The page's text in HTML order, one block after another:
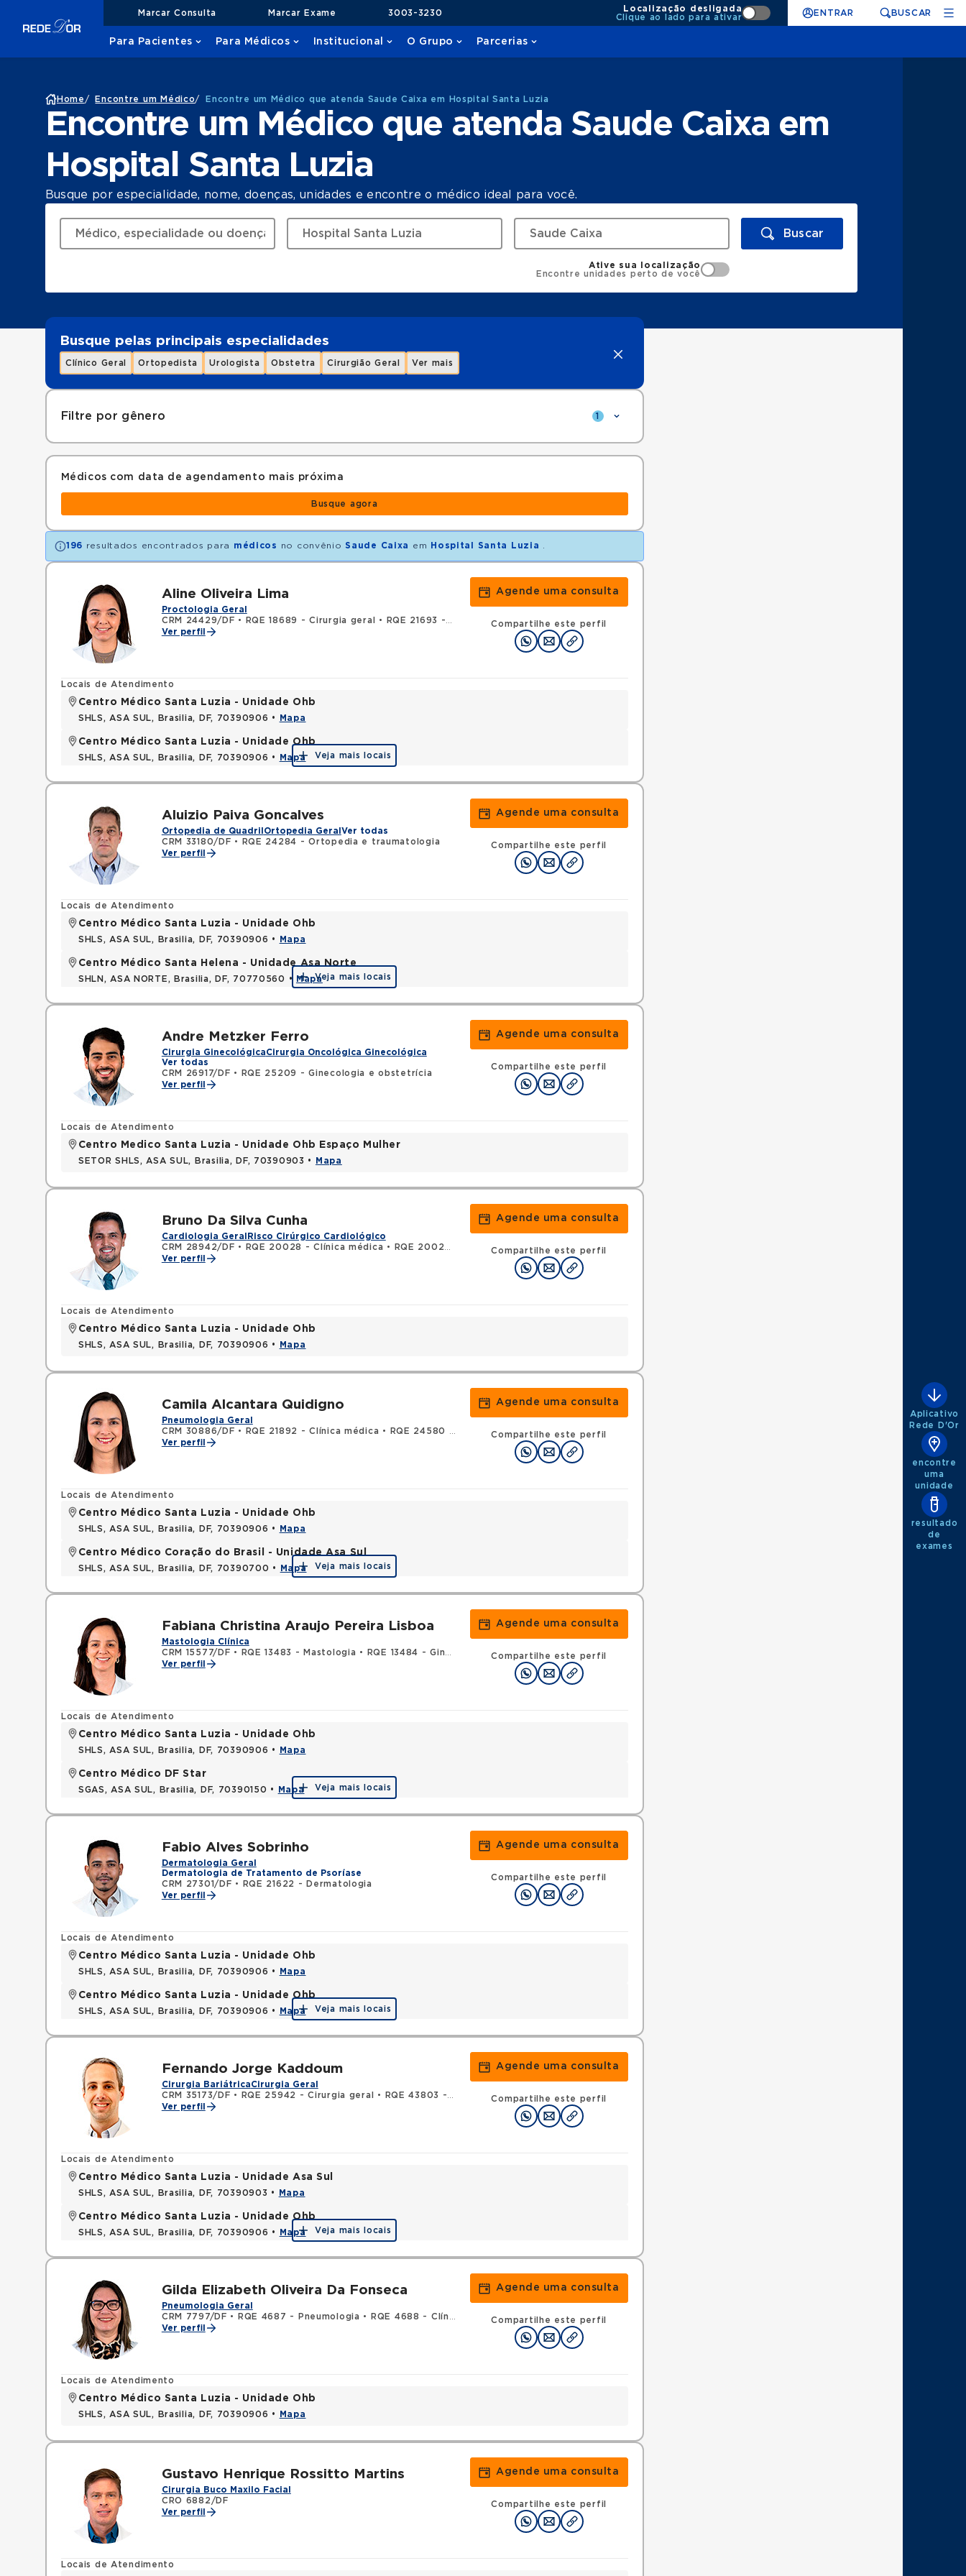
Marcar Consulta Marcar Exame 3003-3230
Localização desligada
Clique ao lado para ativar
ENTRAR BUSCAR
Para Pacientes Para Médicos Institucional O Grupo Parcerias
Home / Encontre um Médico/ Encontre um Médico que atenda Saude Caixa em Hospital Santa Luzia
Encontre um Médico que atenda Saude Caixa em
Hospital Santa Luzia
Busque por especialidade, nome, doenças, unidades e encontre o médico ideal para você.
Buscar
Ative sua localização
Encontre unidades perto de você
Busque pelas principais especialidades
Clínico Geral Ortopedista Urologista Obstetra Cirurgião Geral Ver mais
Filtre por gênero 1
Médicos com data de agendamento mais próxima
Busque agora
196 resultados encontrados para médicos no convênio Saude Caixa em Hospital Santa Luzia
Aline Oliveira Lima
Proctologia Geral
CRM 24429/DF • RQE 18689 - Cirurgia geral •
RQE 21693 - Coloproctologia
Ver perfil
Agende uma consulta
Compartilhe este perfil
Locais de Atendimento
Centro Médico Santa Luzia - Unidade Ohb
SHLS, ASA SUL, Brasilia, DF, 70390906 • Mapa
Centro Médico Santa Luzia - Unidade Ohb
SHLS, ASA SUL, Brasilia, DF, 70390906 • Mapa Veja mais locais
Aluizio Paiva Goncalves
Ortopedia de Quadril Ortopedia Geral Ver todas
CRM 33180/DF •
RQE 24284 - Ortopedia e traumatologia
Ver perfil
Agende uma consulta
Compartilhe este perfil
Locais de Atendimento
Centro Médico Santa Luzia - Unidade Ohb
SHLS, ASA SUL, Brasilia, DF, 70390906 • Mapa
Centro Médico Santa Helena - Unidade Asa Norte
SHLN, ASA NORTE, Brasilia, DF, 70770560 • MapaVeja mais locais
Andre Metzker Ferro
Cirurgia GinecológicaCirurgia Oncológica Ginecológica
Ver todas
CRM 26917/DF •
RQE 25209 - Ginecologia e obstetrícia
Ver perfil
Agende uma consulta
Compartilhe este perfil
Locais de Atendimento
Centro Medico Santa Luzia - Unidade Ohb Espaço Mulher
SETOR SHLS, ASA SUL, Brasilia, DF, 70390903 • Mapa
Bruno Da Silva Cunha
Cardiologia Geral Risco Cirúrgico Cardiológico
CRM 28942/DF • RQE 20028 - Clínica médica •
RQE 20029 - Cardiologia
Ver perfil
Agende uma consulta
Compartilhe este perfil
Locais de Atendimento
Centro Médico Santa Luzia - Unidade Ohb
SHLS, ASA SUL, Brasilia, DF, 70390906 • Mapa
Camila Alcantara Quidigno
Pneumologia Geral
CRM 30886/DF • RQE 21892 - Clínica médica •
RQE 24580 - Pneumologia
Ver perfil
Agende uma consulta
Compartilhe este perfil
Locais de Atendimento
Centro Médico Santa Luzia - Unidade Ohb
SHLS, ASA SUL, Brasilia, DF, 70390906 • Mapa
Centro Médico Coração do Brasil - Unidade Asa Sul
SHLS, ASA SUL, Brasilia, DF, 70390700 • Mapa Veja mais locais
Fabiana Christina Araujo Pereira Lisboa
Mastologia Clínica
CRM 15577/DF • RQE 13483 - Mastologia •
RQE 13484 - Ginecologia e obstetrícia
Ver perfil
Agende uma consulta
Compartilhe este perfil
Locais de Atendimento
Centro Médico Santa Luzia - Unidade Ohb
SHLS, ASA SUL, Brasilia, DF, 70390906 • Mapa
Centro Médico DF Star
SGAS, ASA SUL, Brasilia, DF, 70390150 • Mapa Veja mais locais
Fabio Alves Sobrinho
Dermatologia Geral
Dermatologia de Tratamento de Psoríase
CRM 27301/DF •
RQE 21622 - Dermatologia
Ver perfil
Agende uma consulta
Compartilhe este perfil
Locais de Atendimento
Centro Médico Santa Luzia - Unidade Ohb
SHLS, ASA SUL, Brasilia, DF, 70390906 • Mapa
Centro Médico Santa Luzia - Unidade Ohb
SHLS, ASA SUL, Brasilia, DF, 70390906 • Mapa Veja mais locais
Fernando Jorge Kaddoum
Cirurgia BariátricaCirurgia Geral
CRM 35173/DF • RQE 25942 - Cirurgia geral •
RQE 43803 - Cirurgia geral
Ver perfil
Agende uma consulta
Compartilhe este perfil
Locais de Atendimento
Centro Médico Santa Luzia - Unidade Asa Sul
SHLS, ASA SUL, Brasilia, DF, 70390903 • Mapa
Centro Médico Santa Luzia - Unidade Ohb
SHLS, ASA SUL, Brasilia, DF, 70390906 • Mapa Veja mais locais
Gilda Elizabeth Oliveira Da Fonseca
Pneumologia Geral
CRM 7797/DF • RQE 4687 - Pneumologia •
RQE 4688 - Clínica médica
Ver perfil
Agende uma consulta
Compartilhe este perfil
Locais de Atendimento
Centro Médico Santa Luzia - Unidade Ohb
SHLS, ASA SUL, Brasilia, DF, 70390906 • Mapa
Gustavo Henrique Rossitto Martins
Cirurgia Buco Maxilo Facial
CRO 6882/DF
Ver perfil
Agende uma consulta
Compartilhe este perfil
Locais de Atendimento
Aplicativo
Rede D'Or
encontre
uma
unidade
resultado
de
exames